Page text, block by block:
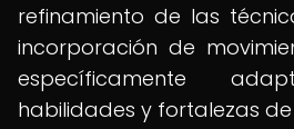
refinamiento de las
incorporación de
específicamente
habilidades y fortalezas de